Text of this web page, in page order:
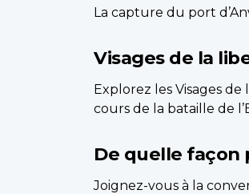
La capture du port
Visages de la
Explorez les Visages
cours de la bataille de
De quelle façon
Joignez-vous à la